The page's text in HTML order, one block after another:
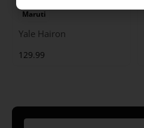
Maruti
Yale Hairon
129.99